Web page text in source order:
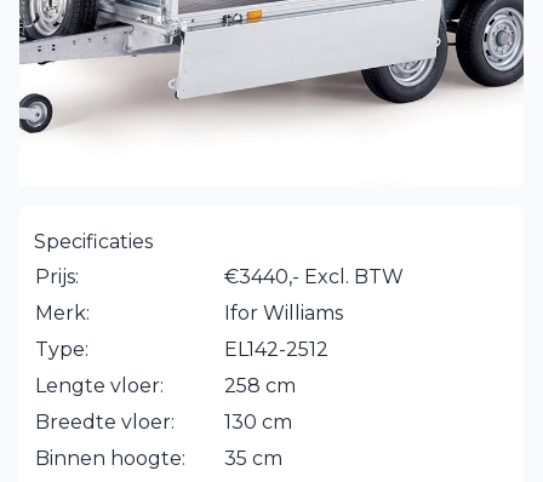
Specificaties
Prijs:
€3440,- Excl. BTW
Merk:
Ifor Williams
Type:
EL142-2512
Lengte vloer:
258 cm
Breedte vloer:
130 cm
Binnen hoogte:
35 cm